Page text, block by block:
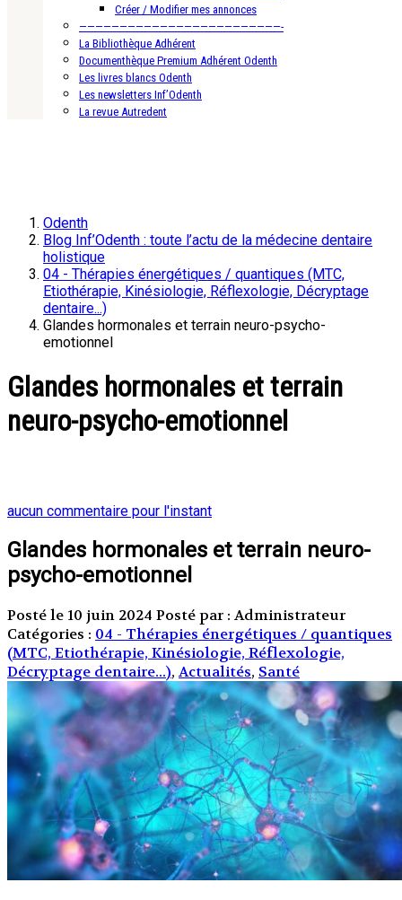
Créer / Modifier mes annonces
—————————————————————————-
La Bibliothèque Adhérent
Documenthèque Premium Adhérent Odenth
Les livres blancs Odenth
Les newsletters Inf’Odenth
La revue Autredent
Odenth
Blog Inf’Odenth : toute l’actu de la médecine dentaire
holistique
04 - Thérapies énergétiques / quantiques (MTC,
Etiothérapie, Kinésiologie, Réflexologie, Décryptage
dentaire...)
Glandes hormonales et terrain neuro-psycho-
emotionnel
Glandes hormonales et terrain
neuro-psycho-emotionnel
aucun commentaire pour l'instant
Glandes hormonales et terrain neuro-
psycho-emotionnel
Posté le 10 juin 2024 Posté par : Administrateur
Catégories : 04 - Thérapies énergétiques / quantiques
(MTC, Etiothérapie, Kinésiologie, Réflexologie,
Décryptage dentaire...),Actualités, Santé